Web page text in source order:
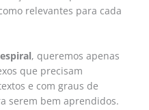
relevantes para cada
, queremos apenas
que precisam
e com graus de
serem bem aprendidos.